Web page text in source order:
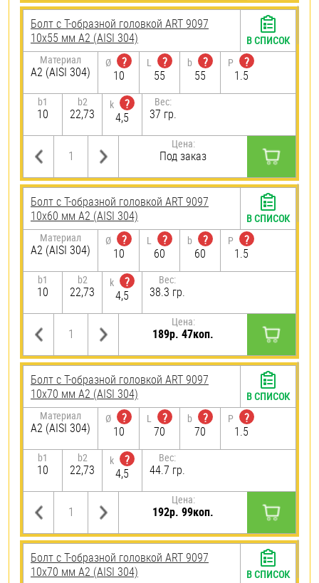
Болт с Т-образной головкой ART 9097
10х55 мм А2 (AISI 304)
Материал
А2 (AISI 304)
Ø
?
10
L
?
55
b
?
55
P
?
1.5
b1
10
b2
22,73
k
?
4,5
Вес:
37 гр.
Цена:
Под заказ
В СПИСОК
Болт с Т-образной головкой ART 9097
10х60 мм А2 (AISI 304)
Материал
А2 (AISI 304)
Ø
?
10
L
?
60
b
?
60
P
?
1.5
b1
10
b2
22,73
k
?
4,5
Вес:
38.3 гр.
Цена:
189р. 47коп.
В СПИСОК
Болт с Т-образной головкой ART 9097
10х70 мм А2 (AISI 304)
Материал
А2 (AISI 304)
Ø
?
10
L
?
70
b
?
70
P
?
1.5
b1
10
b2
22,73
k
?
4,5
Вес:
44.7 гр.
Цена:
192р. 99коп.
В СПИСОК
Болт с Т-образной головкой ART 9097
10х70 мм А2 (AISI 304)
В СПИСОК